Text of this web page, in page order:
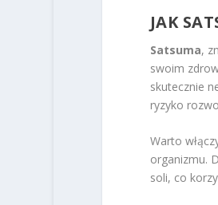
JAK
Satsuma,
swoim
skutecznie
ryzyko
Warto
organizmu.
soli, co